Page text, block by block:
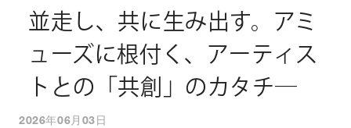
並走し、共に生み出す。アミ
ューズに根付く、アーティス
トとの「共創」のカタチ―
2026年06月03日